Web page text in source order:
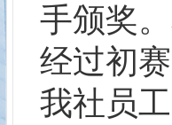
手颁奖
经过初
我社员